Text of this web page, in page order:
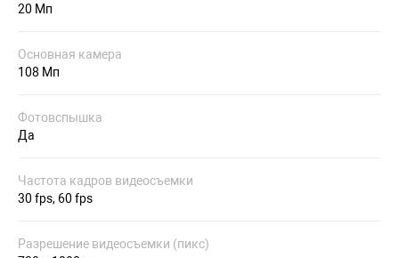
20 Мп
Основная камера
108 Мп
Фотовспышка
Да
Частота кадров видеосъемки
30 fps, 60 fps
Разрешение видеосъемки (пикс)